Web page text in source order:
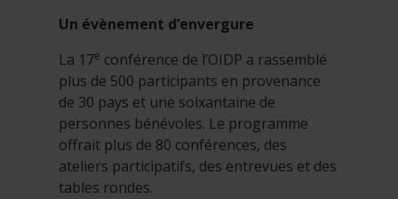
Un évènement d’envergure
La 17e conférence de l’OIDP a rassemblé
plus de 500 participants en provenance
de 30 pays et une soixantaine de
personnes bénévoles. Le programme
offrait plus de 80 conférences, des
ateliers participatifs, des entrevues et des
tables rondes.